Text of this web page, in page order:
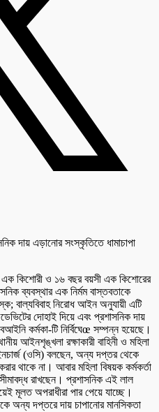
এক কিশোরী ও ১৬ বছর বয়সী এক কিশোরের
ব্যবস্থার এক নির্মম বাস্তবতাকে
বাল্যবিবাহ নিরোধ আইন অনুযায়ী এটি
দোহাই দিয়ে এবং প্রশাসনিক দায়
কর্মকা-টি নির্বিঘেœ সম্পন্ন হয়েছে।
আইনশৃঙ্খলা রক্ষাকারী বাহিনী ও মহিলা
ইনচার্জ (ওসি) বলছেন, অন্য দপ্তর থেকে
থাকে না। আবার মহিলা বিষয়ক কর্মকর্তা
রাখছেন। প্রশাসনিক এই লাল
মূলত অপরাধীরা পার পেয়ে যাচ্ছে।
অন্য দপ্তরে দায় চাপানোর মানসিকতা